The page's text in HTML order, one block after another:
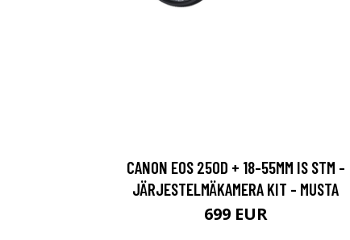
CANON EOS 250D + 18-55MM IS STM -
JÄRJESTELMÄKAMERA KIT - MUSTA
699 EUR